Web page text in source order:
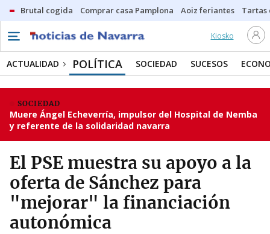
Brutal cogida Comprar casa Pamplona Aoiz feriantes Tartas
Kiosko
ACTUALIDAD POLÍTICA SOCIEDAD SUCESOS
SOCIEDAD
Muere Ángel Echeverría, impulsor del Hospital de Nemba
y referente de la solidaridad navarra
El PSE muestra su apoyo a la
oferta de Sánchez para
"mejorar" la financiación
autonómica